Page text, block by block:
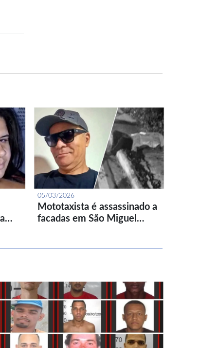
05/03/2026
Mototaxista é assassinado a
facadas em São Miguel…